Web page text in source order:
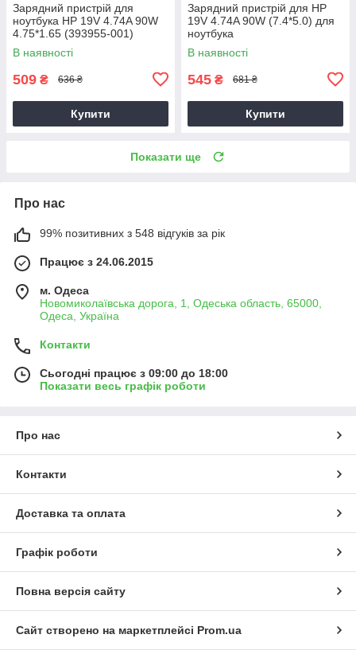
Зарядний пристрій для
ноутбука HP 19V 4.74A 90W
4.75*1.65 (393955-001)
В наявності
509 ₴ 636 ₴
Купити
Зарядний пристрій для HP
19V 4.74A 90W (7.4*5.0) для
ноутбука
В наявності
545 ₴ 681 ₴
Купити
Показати ще
Про нас
99% позитивних з 548 відгуків за рік
Працює з 24.06.2015
м. Одеса
Новомиколаївська дорога, 1, Одеська область, 65000,
Одеса, Україна
Контакти
Сьогодні працює з 09:00 до 18:00
Показати весь графік роботи
Про нас
Контакти
Доставка та оплата
Графік роботи
Повна версія сайту
Сайт створено на маркетплейсі Prom.ua